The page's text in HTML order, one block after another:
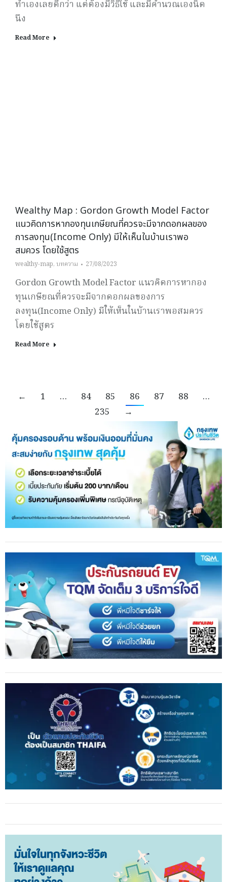
ทำเองเลยดีกว่า แต่ต้องมีวิธีใช้ และมีคำนวณเองนิด
นึง
Read More
Wealthy Map : Gordon Growth Model Factor
แนวคิดการหากองทุนเกษียณที่ควรจะมีจากดอกผลของ
การลงทุน(Income Only) มีให้เห็นในบ้านเราพอ
สมควร โดยใช้สูตร
wealthy-map, บทความ 27/08/2023
Gordon Growth Model Factor แนวคิดการหากอง
ทุนเกษียณที่ควรจะมีจากดอกผลของการ
ลงทุน(Income Only) มีให้เห็นในบ้านเราพอสมควร
โดยใช้สูตร
Read More
← 1 … 84 85 86 87 88
…
235
→